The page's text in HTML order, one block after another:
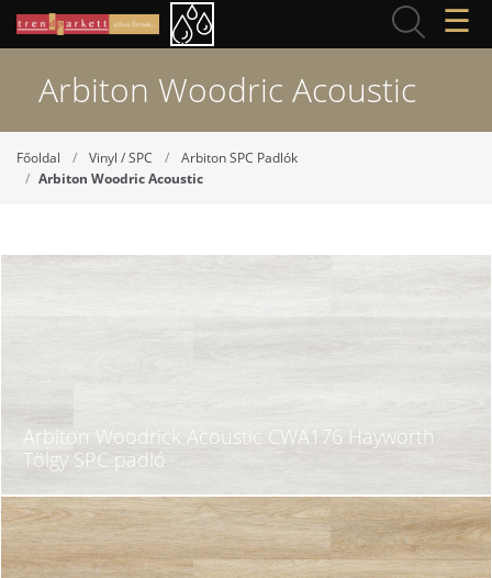
☰
Arbiton Woodric Acoustic
Főoldal Vinyl / SPC
Arbiton SPC Padlók
Arbiton Woodric Acoustic
Arbiton Woodrick Acoustic CWA176 Hayworth
Tölgy SPC padló